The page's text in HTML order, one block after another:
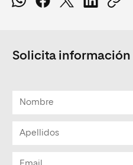
Solicita información